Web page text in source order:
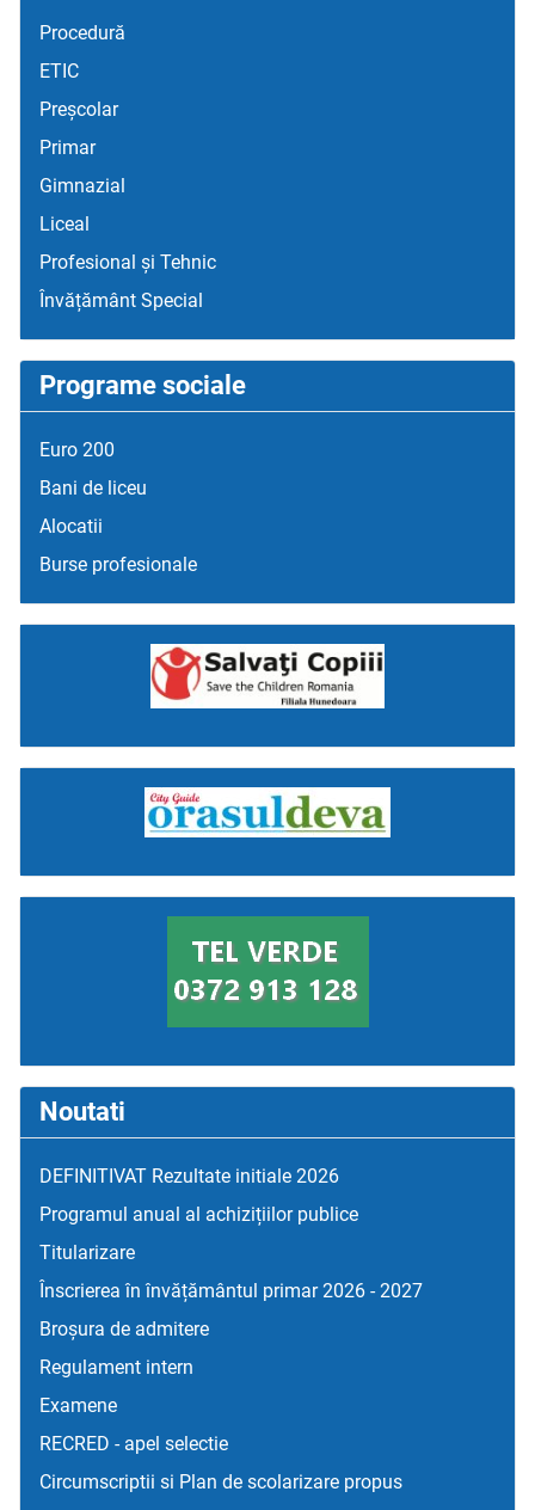
Procedură
ETIC
Preșcolar
Primar
Gimnazial
Liceal
Profesional și Tehnic
Învățământ Special
Programe sociale
Euro 200
Bani de liceu
Alocatii
Burse profesionale
Noutati
DEFINITIVAT Rezultate initiale 2026
Programul anual al achizițiilor publice
Titularizare
Înscrierea în învățământul primar 2026 - 2027
Broșura de admitere
Regulament intern
Examene
RECRED - apel selectie
Circumscriptii si Plan de scolarizare propus